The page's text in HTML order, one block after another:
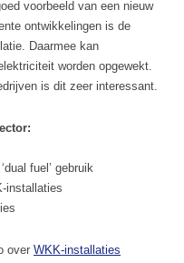
voorbeeld van een nieuw
ontwikkelingen is de
Daarmee kan
worden opgewekt.
is dit zeer interessant.
fuel’ gebruik
installaties
over WKK-installaties